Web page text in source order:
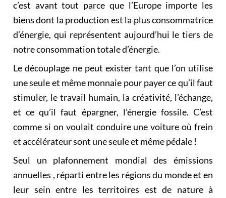
c’est avant tout parce que l’Europe importe les
biens dont la production est la plus consommatrice
d’énergie, qui représentent aujourd’hui le tiers de
notre consommation totale d’énergie.
Le découplage ne peut exister tant que l’on utilise
une seule et même monnaie pour payer ce qu’il faut
stimuler, le travail humain, la créativité, l’échange,
et ce qu’il faut épargner, l’énergie fossile. C’est
comme si on voulait conduire une voiture où frein
et accélérateur sont une seule et même pédale !
Seul un plafonnement mondial des émissions
annuelles , réparti entre les régions du monde et en
leur sein entre les territoires est de nature à